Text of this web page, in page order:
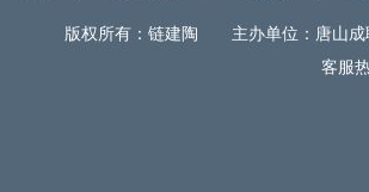
版权所有：链建陶 主办单位：唐山
客服